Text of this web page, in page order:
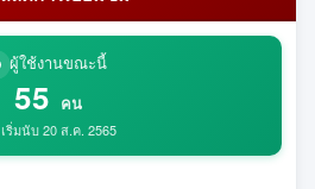
ผู้ใช้งานขณะนี้
55 คน
เริ่มนับ 20 ส.ค. 2565